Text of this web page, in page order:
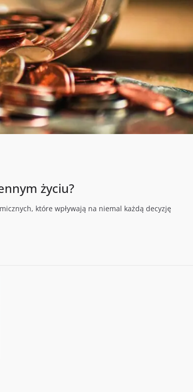
życiu?
które wpływają na niemal każdą decyzję